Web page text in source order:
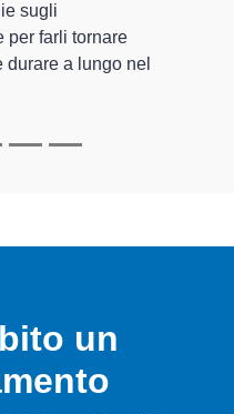
sugli
per farli tornare
durare a lungo nel
un